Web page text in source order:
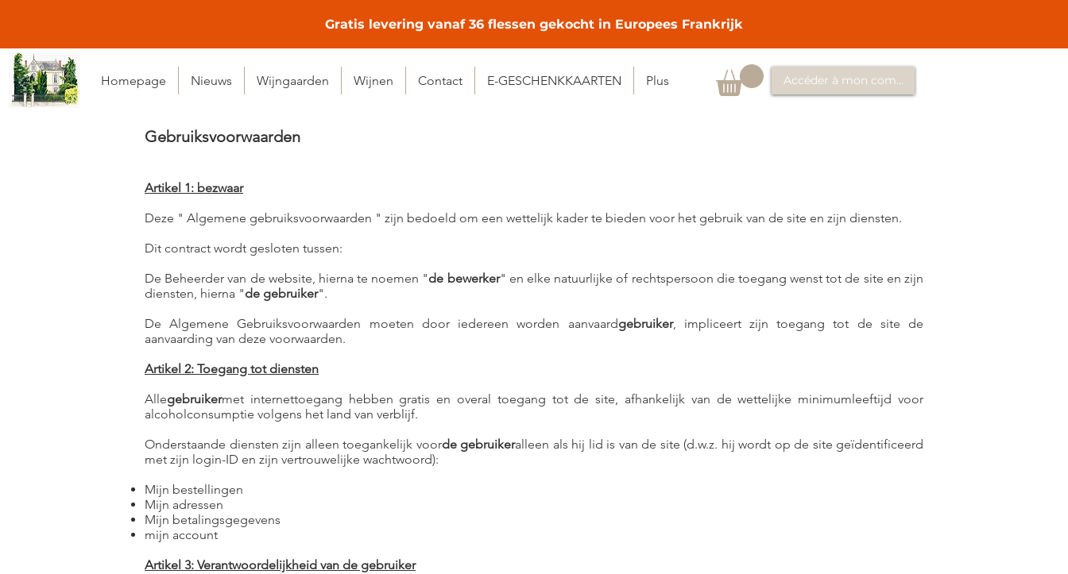
Gratis levering vanaf 36 flessen gekocht in Europees Frankrijk
Homepage Nieuws Wijngaarden Wijnen Contact E-GESCHENKKAARTEN Plus Accéder à mon compte
Gebruiksvoorwaarden
Artikel 1: bezwaar
Deze " Algemene gebruiksvoorwaarden " zijn bedoeld om een wettelijk kader te bieden voor het gebruik van de site en zijn diensten.
Dit contract wordt gesloten tussen:
De Beheerder van de website, hierna te noemen "de bewerker" en elke natuurlijke of rechtspersoon die toegang wenst tot de site en zijn
diensten, hierna "de gebruiker".
De Algemene Gebruiksvoorwaarden moeten door iedereen worden aanvaardgebruiker, impliceert zijn toegang tot de site de
aanvaarding van deze voorwaarden.
Artikel 2: Toegang tot diensten
Allegebruikermet internettoegang hebben gratis en overal toegang tot de site, afhankelijk van de wettelijke minimumleeftijd voor
alcoholconsumptie volgens het land van verblijf.
Onderstaande diensten zijn alleen toegankelijk voorde gebruikeralleen als hij lid is van de site (d.w.z. hij wordt op de site geïdentificeerd
met zijn login-ID en zijn vertrouwelijke wachtwoord):
Mijn bestellingen
Mijn adressen
Mijn betalingsgegevens
mijn account
Artikel 3: Verantwoordelijkheid van de gebruiker